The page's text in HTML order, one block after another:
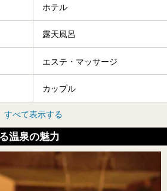
ホテル
露天風呂
エステ・マッサージ
カップル
すべて表示する
温泉の魅力